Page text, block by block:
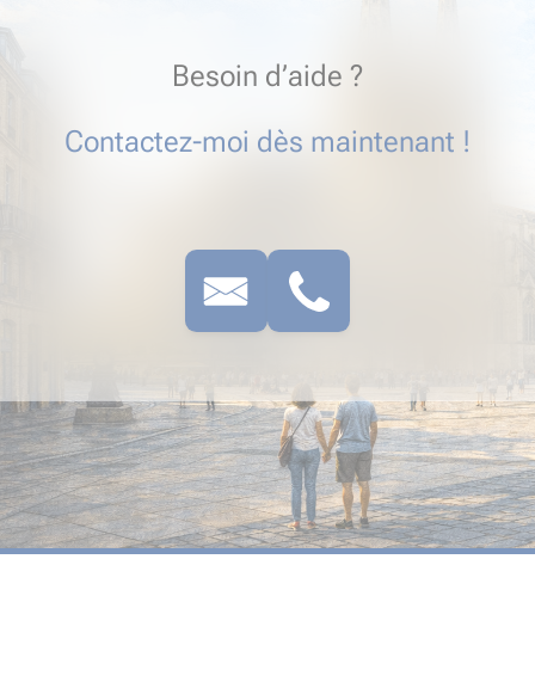
Besoin d’aide ?
Contactez-moi dès maintenant !